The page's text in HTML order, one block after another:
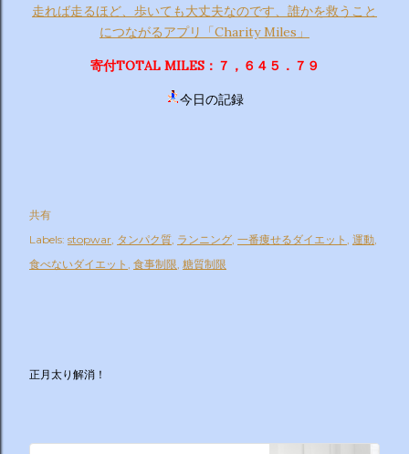
走れば走るほど、歩いても大丈夫なのです、誰かを救うこと
につながるアプリ「Charity Miles」
寄付TOTAL MILES：７，６４５．７９
今日の記録
共有
Labels: stopwar タンパク質 ランニング 一番痩せるダイエット 運動
食べないダイエット 食事制限 糖質制限
正月太り解消！